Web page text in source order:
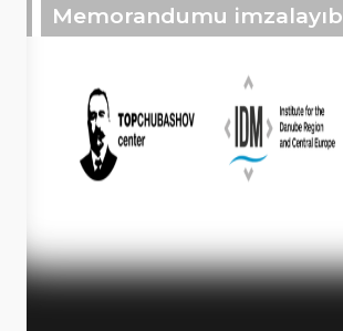
Memorandumu imzalayıb